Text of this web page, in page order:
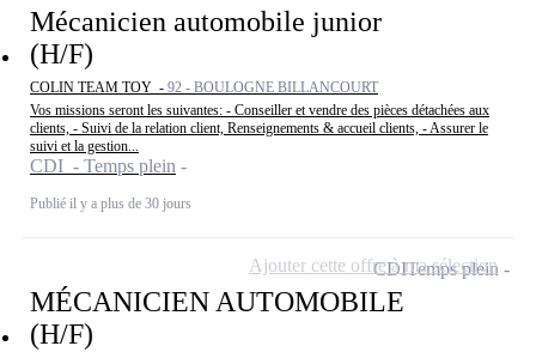
Mécanicien automobile junior
(H/F)
COLIN TEAM TOY - 92 - BOULOGNE BILLANCOURT
Vos missions seront les suivantes: - Conseiller et vendre des pièces détachées aux
clients, - Suivi de la relation client, Renseignements & accueil clients, - Assurer le
suivi et la gestion...
CDI - Temps plein
Publié il y a plus de 30 jours
MÉCANICIEN AUTOMOBILE
(H/F)
CDITemps plein
Ajouter cette offre à ma sélection